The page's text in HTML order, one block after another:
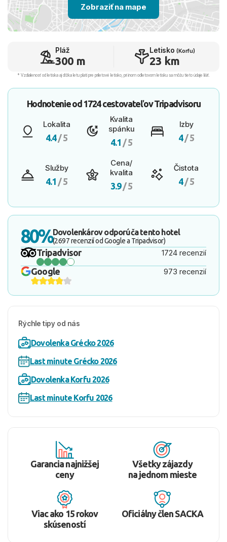
Zobraziť na mape
Pláž
300 m
Letisko (Korfu)
23 km
* Vzdialenosť od letiska aj dľžka letu platí pre príletové letisko, pri inom odletovom letisku sa môžu tieto údaje líšiť.
Hodnotenie od 1724 cestovateľovTripadvisoru
Lokalita
4.4/ 5
Kvalita
spánku
4.1 / 5
Izby
4/ 5
Služby
4.1 / 5
Cena/
kvalita
3.9/ 5
Čistota
4/ 5
80%Dovolenkárov odporúča tento hotel
(2697 recenzií od Google a Tripadvisor)
Tripadvisor 1724 recenzií
Google 973 recenzií
Rýchle tipy od nás
Dovolenka Grécko 2026
Last minute Grécko 2026
Dovolenka Korfu 2026
Last minute Korfu 2026
Garancia najnižšej
ceny
Všetky zájazdy
na jednom mieste
Viac ako 15 rokov
skúseností
Oficiálny člen SACKA